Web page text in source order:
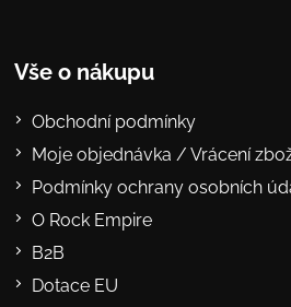
Vše o nákupu
Obchodní podmínky
Moje objednávka / Vrácení
Podmínky ochrany osobních
O Rock Empire
B2B
Dotace EU